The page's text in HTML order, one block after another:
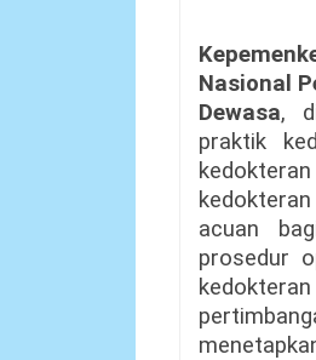
Nasional
Dewasa,
praktik
acuan
prosedur